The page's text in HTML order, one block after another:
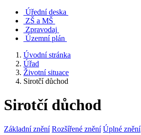
Úřední deska
ZŠ a MŠ
Zpravodaj
Územní plán
Úvodní stránka
Úřad
Životní situace
Sirotčí důchod
Sirotčí důchod
Základní znění Rozšířené znění Úplné znění